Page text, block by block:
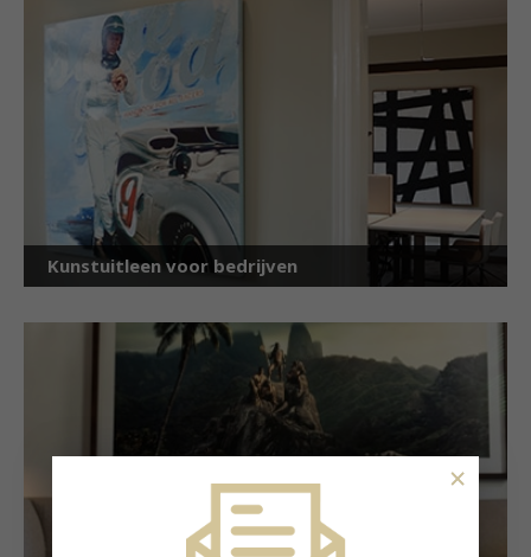
Kunstuitleen voor bedrijven
×